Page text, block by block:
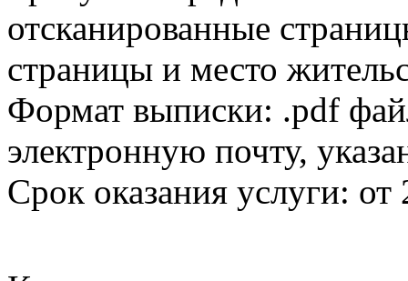
отсканированные
страницы и место
Формат выписки: .pdf
электронную почту,
Срок оказания услуги: от